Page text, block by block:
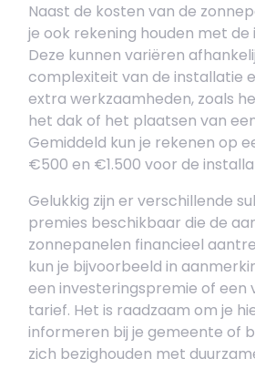
Naast de kosten van de
je ook rekening houden met
Deze kunnen variëren
complexiteit van de installatie
extra werkzaamheden, zoals
het dak of het plaatsen van
Gemiddeld kun je rekenen op
€500 en €1.500 voor de
Gelukkig zijn er verschillende
premies beschikbaar die de
zonnepanelen financieel
kun je bijvoorbeeld in
een investeringspremie of een
tarief. Het is raadzaam om je
informeren bij je gemeente of
zich bezighouden met